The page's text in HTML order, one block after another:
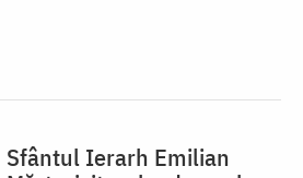
Sfântul Ierarh Emilian